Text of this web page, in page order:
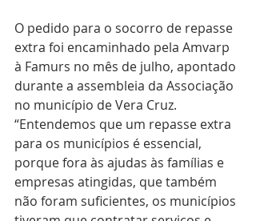
O pedido para o socorro de repasse
extra foi encaminhado pela Amvarp
à Famurs no mês de julho, apontado
durante a assembleia da Associação
no município de Vera Cruz.
“Entendemos que um repasse extra
para os municípios é essencial,
porque fora às ajudas às famílias e
empresas atingidas, que também
não foram suficientes, os municípios